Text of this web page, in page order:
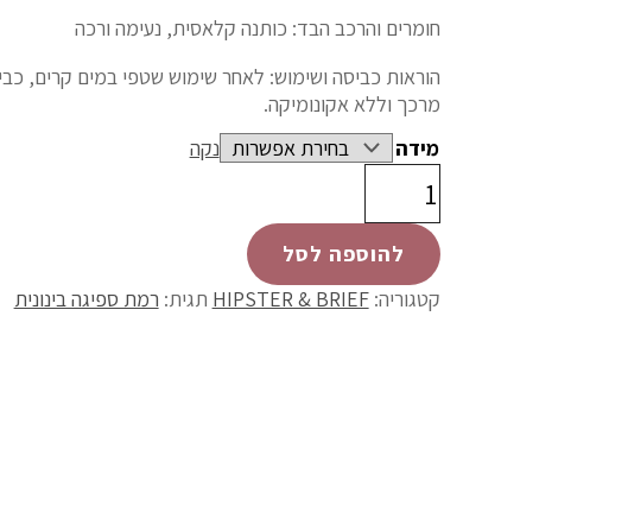
חומרים והרכב הבד: כותנה קלאסית, נעימה ורכה
מרכך וללא אקונומיקה.
מידה
נקה
להוספה לסל
קטגוריה:HIPSTER & BRIEF תגית: רמת ספיגה בינונית